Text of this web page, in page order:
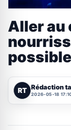
Aller au
RT Rédaction
2026-05-18